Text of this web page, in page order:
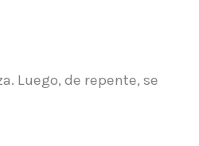
Luego, de repente, se